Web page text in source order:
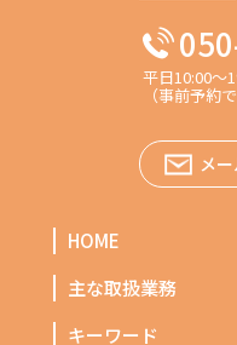
平日10:00～
（事前予約
メ
HOME
主な取扱業務
キーワード